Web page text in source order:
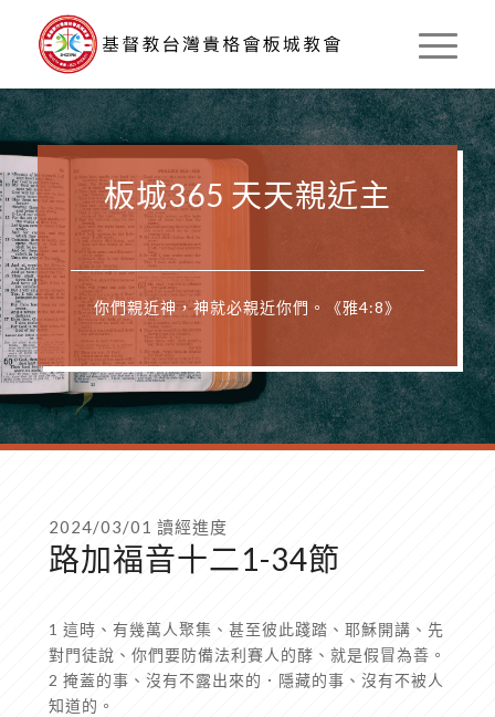
板城365 天天親近主
你們親近神，神就必親近你們。《雅4:8》
2024/03/01 讀經進度
路加福音十二1-34節
1 這時、有幾萬人聚集、甚至彼此踐踏、耶穌開講、先
對門徒說、你們要防備法利賽人的酵、就是假冒為善。
2 掩蓋的事、沒有不露出來的．隱藏的事、沒有不被人
知道的。